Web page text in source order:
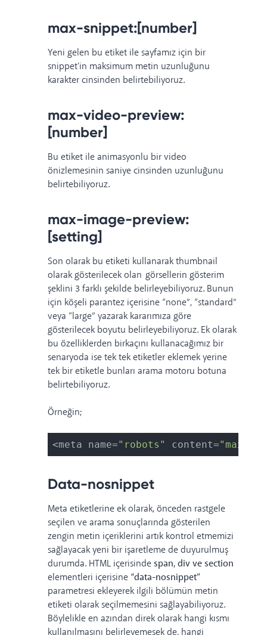
max-snippet:[number]
Yeni gelen bu etiket ile sayfamız için bir
snippet'in maksimum metin uzunluğunu
karakter cinsinden belirtebiliyoruz.
max-video-preview:
[number]
Bu etiket ile animasyonlu bir video
önizlemesinin saniye cinsinden uzunluğunu
belirtebiliyoruz.
max-image-preview:
[setting]
Son olarak bu etiketi kullanarak thumbnail
olarak gösterilecek olan görsellerin gösterim
şeklini 3 farklı şekilde belirleyebiliyoruz. Bunun
için köşeli parantez içerisine “none”, “standard”
veya “large” yazarak kararımıza göre
gösterilecek boyutu belirleyebiliyoruz. Ek olarak
bu özelliklerden birkaçını kullanacağımız bir
senaryoda ise tek tek etiketler eklemek yerine
tek bir etiketle bunları arama motoru botuna
belirtebiliyoruz.
Örneğin;
<meta name="robots" content="max-
Data-nosnippet
Meta etiketlerine ek olarak, önceden rastgele
seçilen ve arama sonuçlarında gösterilen
zengin metin içeriklerini artık kontrol etmemizi
sağlayacak yeni bir işaretleme de duyurulmuş
durumda. HTML içerisindespan, div ve section
elementleri içerisine “data-nosnippet”
parametresi ekleyerek ilgili bölümün metin
etiketi olarak seçilmemesini sağlayabiliyoruz.
Böylelikle en azından direk olarak hangi kısmı
kullanılmasını belirleyemesek de, hangi